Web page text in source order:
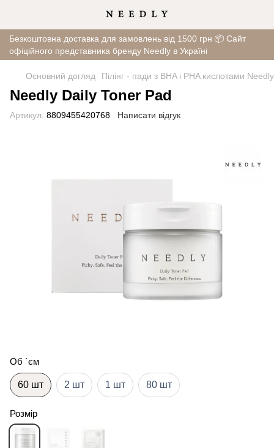
Безкоштовна доставка для замовлень від 1500 грн 📦 Сайт
офіційного представника бренду Needly в Україні
Основний догляд Пілінг - пади з BHA і PHA кислотами
Needly Daily Toner Pad
Артикул: 8809455420768 Написати відгук
Об `єм
60 шт 2 шт 1 шт 80 шт
Розмір